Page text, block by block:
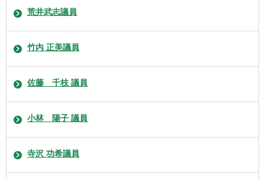
荒井武志議員
竹内 正美議員
佐藤 千枝 議員
小林 陽子 議員
寺沢 功希議員